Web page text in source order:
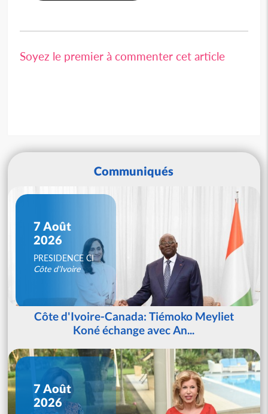
Soyez le premier à commenter cet article
Communiqués
7 Août
2026
PRESIDENCE CI
Côte d'Ivoire
Côte d'Ivoire-Canada: Tiémoko Meyliet
Koné échange avec An...
7 Août
2026